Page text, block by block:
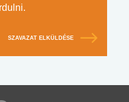
SZAVAZAT ELKÜLDÉSE